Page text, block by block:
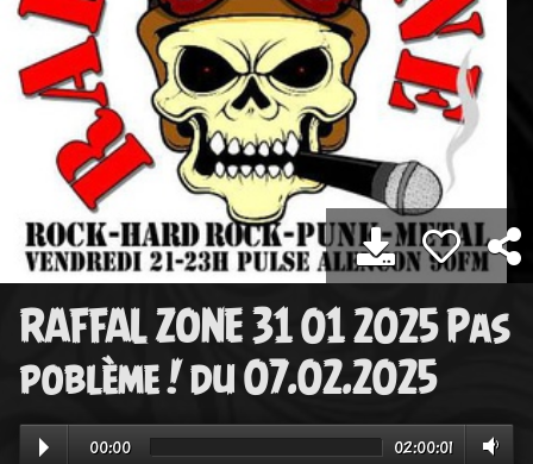
RAFFAL ZONE 31 01 2025 Pas
poblème ! du 07.02.2025
00:00 02:00:01